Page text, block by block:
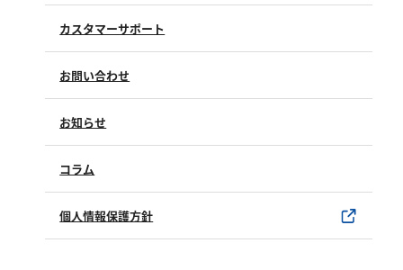
カスタマーサポート
製品のご購入について
SDSについて
水銀使用製品について
該非判定書について
お問い合わせ
試薬サンプル
製品カタログ
お知らせ
コラム
個人情報保護方針